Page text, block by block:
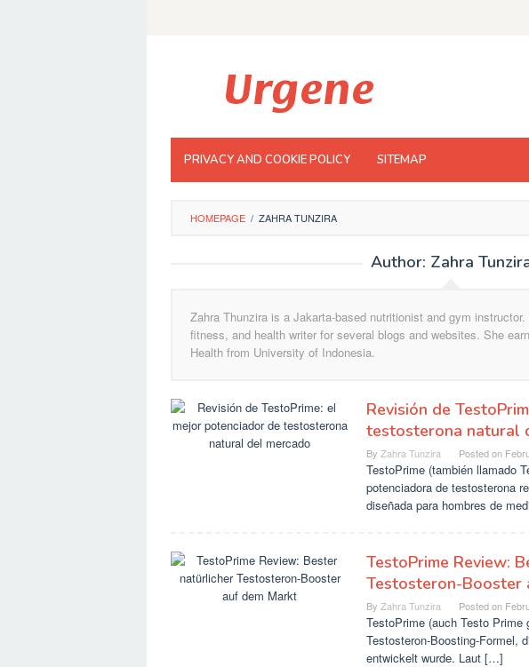
PRIVACY AND COOKIE POLICY SITEMAP
HOMEPAGE / ZAHRA TUNZIRA
Author: Zahra
Zahra Thunzira is a Jakarta-based nutritionist and gym
fitness, and health writer for several blogs and websites. She
Health from University of Indonesia.
Revisión de
testosterona natural
By Zahra Tunzira Posted on
TestoPrime (también llamado
potenciadora de testosterona
diseñada para hombres de
TestoPrime Review:
Testosteron-Booster
By Zahra Tunzira Posted on
TestoPrime (auch Testo
Testosteron-Boosting-Formel,
entwickelt wurde. Laut […]